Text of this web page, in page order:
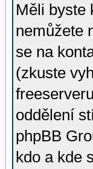
Měli byste
nemůžete
se na
(zkuste
oddělení
phpBB
kdo a kde